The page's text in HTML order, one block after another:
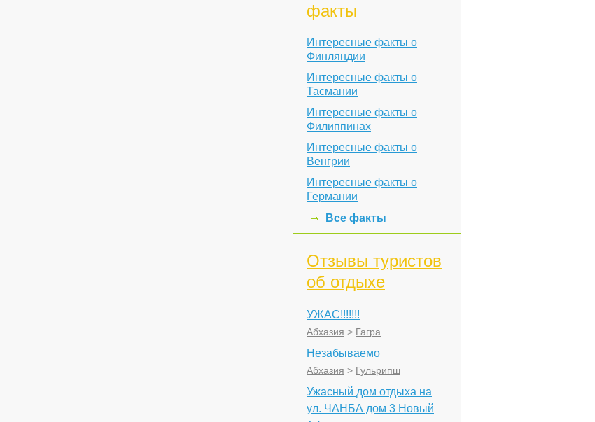
факты
Интересные факты о
Финляндии
Интересные факты о
Тасмании
Интересные факты о
Филиппинах
Интересные факты о
Венгрии
Интересные факты о
Германии
Все факты
Отзывы туристов
об отдыхе
УЖАС!!!!!!!
Абхазия > Гагра
Незабываемо
Абхазия > Гульрипш
Ужасный дом отдыха на
ул. ЧАНБА дом 3 Новый